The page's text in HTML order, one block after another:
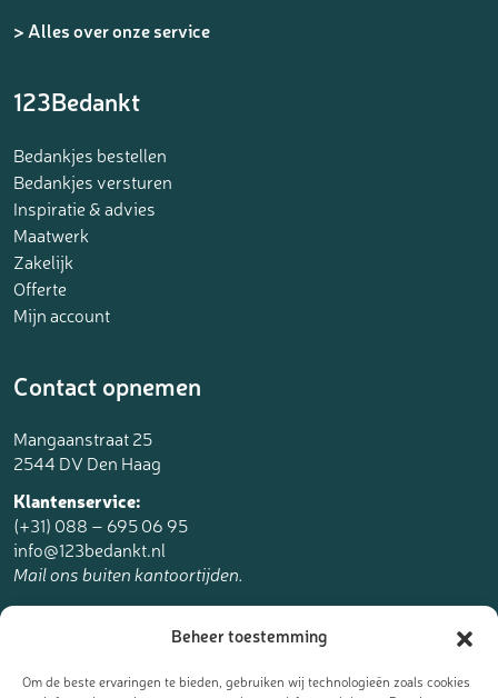
Beheer toestemming
Om de beste ervaringen te bieden, gebruiken wij technologieën zoals cookies
> Alles over onze service
123Bedankt
Bedankjes bestellen
Bedankjes versturen
Inspiratie & advies
Maatwerk
Zakelijk
Offerte
Mijn account
Contact opnemen
Mangaanstraat 25
2544 DV Den Haag
Klantenservice:
(+31) 088 – 695 06 95
info@123bedankt.nl
Mail ons buiten kantoortijden.
123bedankt.nl is een onderdeel van